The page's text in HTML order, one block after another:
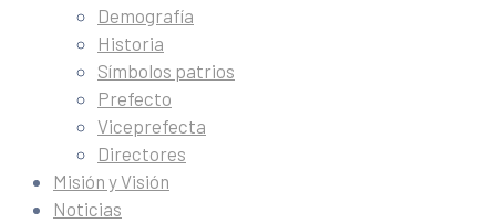
Demografía
Historia
Símbolos patrios
Prefecto
Viceprefecta
Directores
Misión y Visión
Noticias